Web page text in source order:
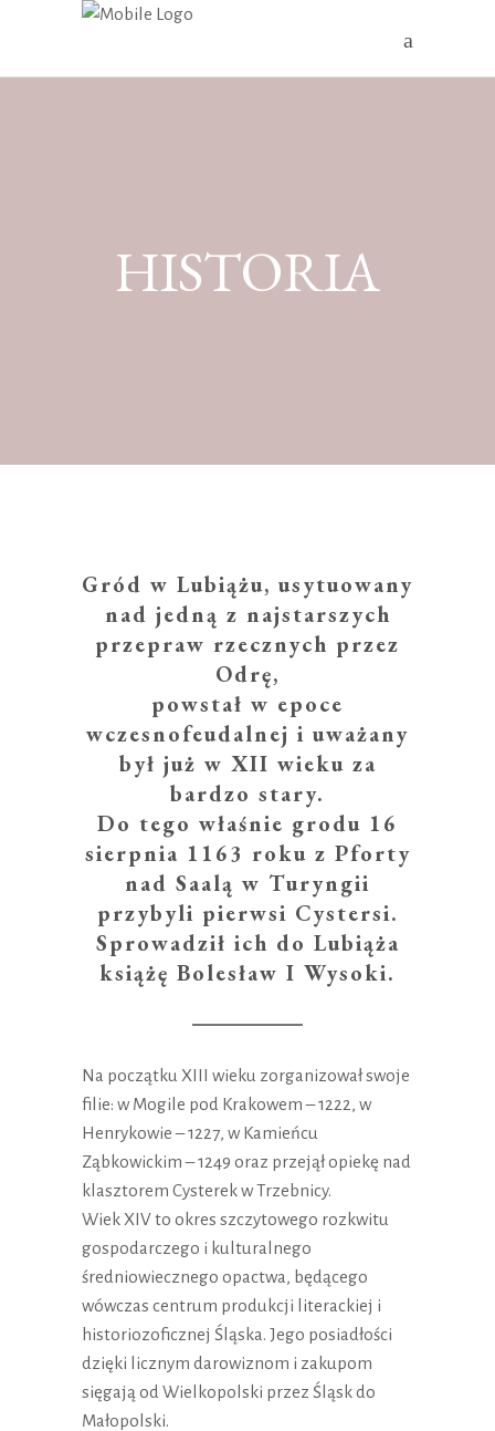
HISTORIA
Gród w Lubiążu, usytuowany
nad jedną z najstarszych
przepraw rzecznych przez
Odrę,
powstał w epoce
wczesnofeudalnej i uważany
był już w XII wieku za
bardzo stary.
Do tego właśnie grodu 16
sierpnia 1163 roku z Pforty
nad Saalą w Turyngii
przybyli pierwsi Cystersi.
Sprowadził ich do Lubiąża
książę Bolesław I Wysoki.
Na początku XIII wieku zorganizował swoje
filie: w Mogile pod Krakowem – 1222, w
Henrykowie – 1227, w Kamieńcu
Ząbkowickim – 1249 oraz przejął opiekę nad
klasztorem Cysterek w Trzebnicy.
Wiek XIV to okres szczytowego rozkwitu
gospodarczego i kulturalnego
średniowiecznego opactwa, będącego
wówczas centrum produkcji literackiej i
historiozoficznej Śląska. Jego posiadłości
dzięki licznym darowiznom i zakupom
sięgają od Wielkopolski przez Śląsk do
Małopolski.